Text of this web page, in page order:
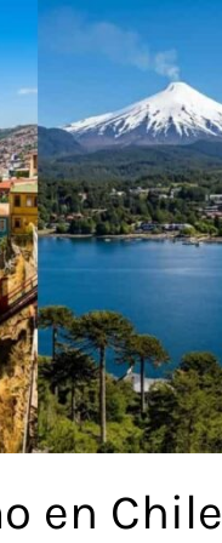
en Chile